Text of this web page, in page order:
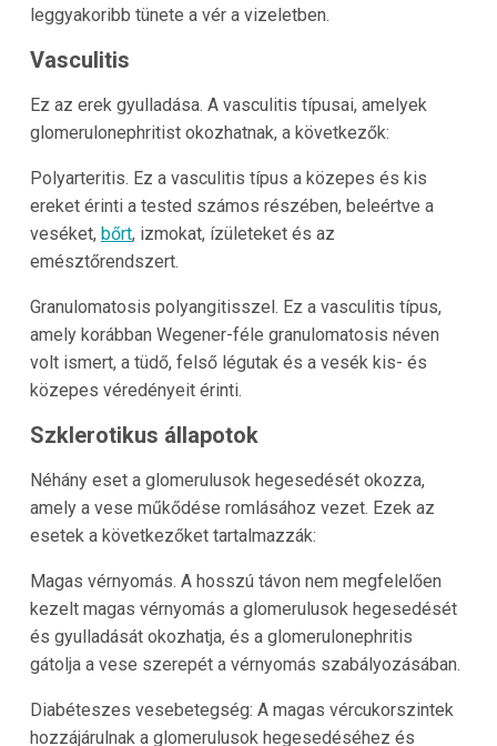
leggyakoribb tünete a vér a vizeletben.
Vasculitis
Ez az erek gyulladása. A vasculitis típusai, amelyek
glomerulonephritist okozhatnak, a következők:
Polyarteritis. Ez a vasculitis típus a közepes és kis
ereket érinti a tested számos részében, beleértve a
veséket, bőrt, izmokat, ízületeket és az
emésztőrendszert.
Granulomatosis polyangitisszel. Ez a vasculitis típus,
amely korábban Wegener-féle granulomatosis néven
volt ismert, a tüdő, felső légutak és a vesék kis- és
közepes véredényeit érinti.
Szklerotikus állapotok
Néhány eset a glomerulusok hegesedését okozza,
amely a vese műkődése romlásához vezet. Ezek az
esetek a következőket tartalmazzák:
Magas vérnyomás. A hosszú távon nem megfelelően
kezelt magas vérnyomás a glomerulusok hegesedését
és gyulladását okozhatja, és a glomerulonephritis
gátolja a vese szerepét a vérnyomás szabályozásában.
Diabéteszes vesebetegség: A magas vércukorszintek
hozzájárulnak a glomerulusok hegesedéséhez és